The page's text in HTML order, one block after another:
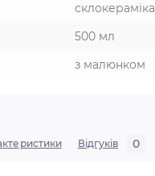
склокераміка
500 мл
з малюнком
Відгуків 0